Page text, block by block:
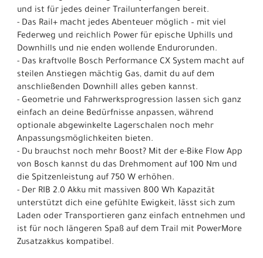
und ist für jedes deiner Trailunterfangen bereit.
- Das Rail+ macht jedes Abenteuer möglich – mit viel
Federweg und reichlich Power für epische Uphills und
Downhills und nie enden wollende Endurorunden.
- Das kraftvolle Bosch Performance CX System macht auf
steilen Anstiegen mächtig Gas, damit du auf dem
anschließenden Downhill alles geben kannst.
- Geometrie und Fahrwerksprogression lassen sich ganz
einfach an deine Bedürfnisse anpassen, während
optionale abgewinkelte Lagerschalen noch mehr
Anpassungsmöglichkeiten bieten.
- Du brauchst noch mehr Boost? Mit der e-Bike Flow App
von Bosch kannst du das Drehmoment auf 100 Nm und
die Spitzenleistung auf 750 W erhöhen.
- Der RIB 2.0 Akku mit massiven 800 Wh Kapazität
unterstützt dich eine gefühlte Ewigkeit, lässt sich zum
Laden oder Transportieren ganz einfach entnehmen und
ist für noch längeren Spaß auf dem Trail mit PowerMore
Zusatzakkus kompatibel.